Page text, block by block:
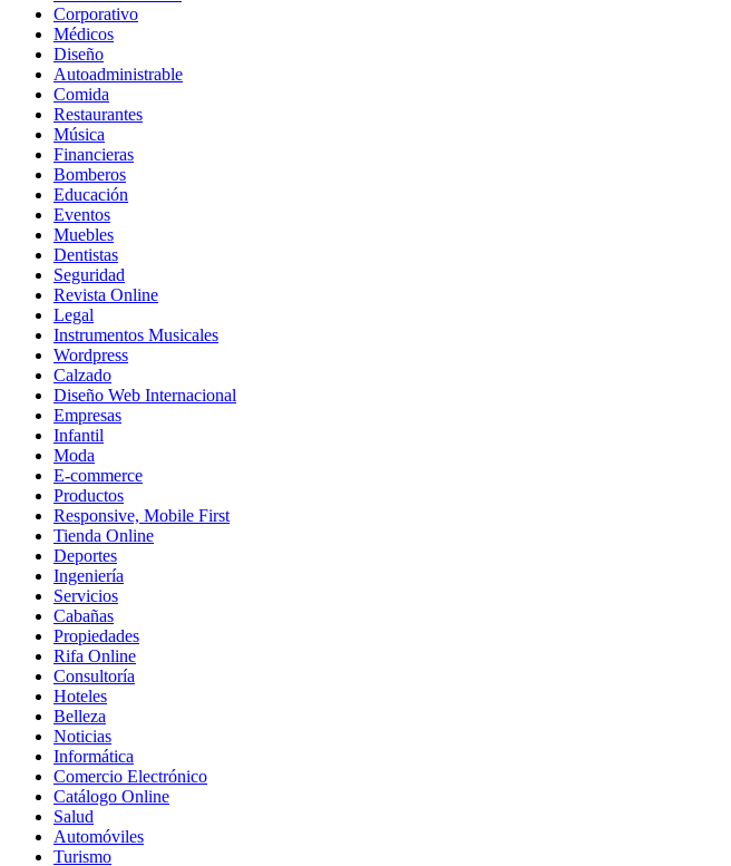
Corporativo
Médicos
Diseño
Autoadministrable
Comida
Restaurantes
Música
Financieras
Bomberos
Educación
Eventos
Muebles
Dentistas
Seguridad
Revista Online
Legal
Instrumentos Musicales
Wordpress
Calzado
Diseño Web Internacional
Empresas
Infantil
Moda
E-commerce
Productos
Responsive, Mobile First
Tienda Online
Deportes
Ingeniería
Servicios
Cabañas
Propiedades
Rifa Online
Consultoría
Hoteles
Belleza
Noticias
Informática
Comercio Electrónico
Catálogo Online
Salud
Automóviles
Turismo